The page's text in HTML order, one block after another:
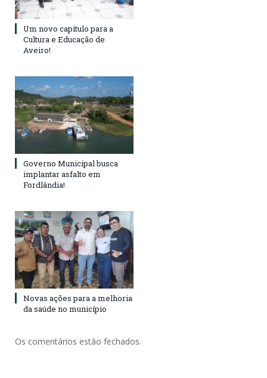
Um novo capítulo para a
Cultura e Educação de
Aveiro!
Governo Municipal busca
implantar asfalto em
Fordlândia!
Novas ações para a melhoria
da saúde no município
Os comentários estão fechados.